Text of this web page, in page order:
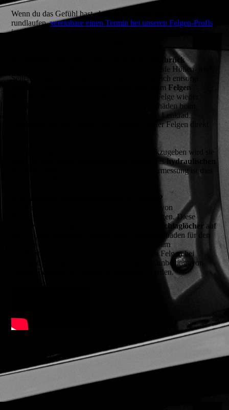
Wenn du das Gefühl hast, dass deine Felgen nicht optimal
rundlaufen,vereinbare einen Termin bei unseren Felgen-Profis
in Osnabrück und wir werfen mit präzisen Prüfverfahren einen
Rundlaufschäden bei Felgen prüfen in Osnabrück
Haben sich deine Felgen verformt und weisen sie Höhen- und
Seitenschläge auf, müssen die Felgen nicht gleich entsorgt
werden. Leichte Verformungen lassen sich beimFelgen
beseitigen, sodass der Rundlauf der Felge wieder
gegeben ist. Oftmals machen sich Rundlaufschäden beim
Fahren bemerkbar, z. B. durch Vibrationen im Lenkrad.
Vereinbare für die Prüfung und Sichtung deiner Felgen direkt
Um der Felge ihre ursprüngliche Form zurückzugeben wird sie
unter Wärmezufuhr gefügeschonend mittels des hydraulischen
gerichtet. Dank einer Laservermessung ist dies
Wie entstehen Rundlaufschäden an Felgen?
Läuft eine Felge nicht mehr rund, spricht man von
Rundlaufschäden und Höhen- und Seitenschlägen. Diese
Schäden können bei einem Unfall oder durch
Schlaglöcher auf
den Straßen entstehen. Oftmals sind Rundlaufschäden für den
Laien nicht zu erkennen. Um weiterhin sicher am
Straßenverkehr teilnehmen zu können, sollten Felgen bei
Zweifeln oder bei einem anderen Fahrgefühl unbedingt von
Felgen-Experten in Osnabrück untersucht werden.